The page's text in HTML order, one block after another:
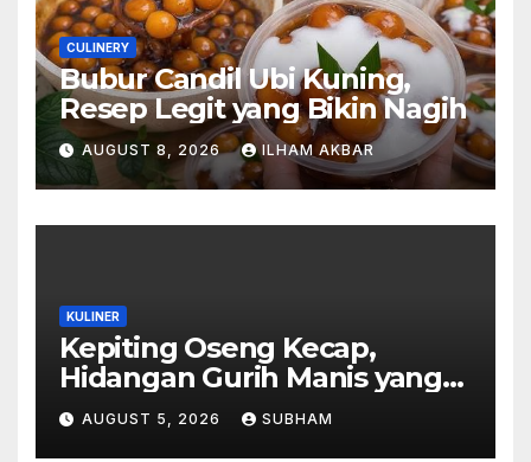
CULINERY
Bubur Candil Ubi Kuning,
Resep Legit yang Bikin Nagih
AUGUST 8, 2026 ILHAM AKBAR
KULINER
Kepiting Oseng Kecap,
Hidangan Gurih Manis yang
Selalu Menggugah Selera di
Setiap Suapan
AUGUST 5, 2026 SUBHAM